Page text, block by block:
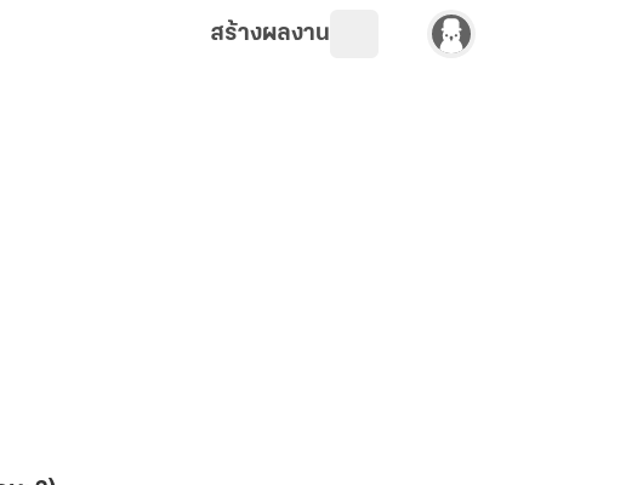
สร้างผลงาน